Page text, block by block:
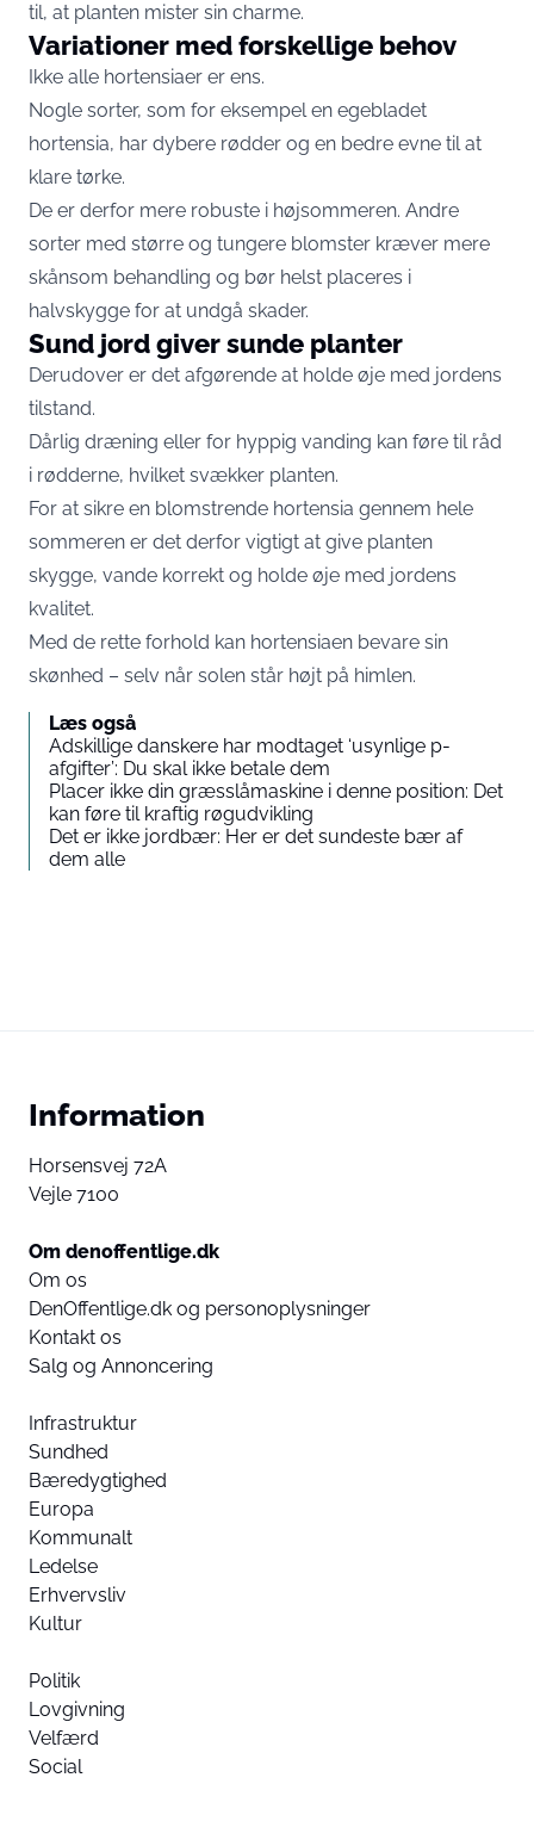
til, at planten mister sin charme.
Variationer med forskellige behov
Ikke alle hortensiaer er ens.
Nogle sorter, som for eksempel en egebladet
hortensia, har dybere rødder og en bedre evne til at
klare tørke.
De er derfor mere robuste i højsommeren. Andre
sorter med større og tungere blomster kræver mere
skånsom behandling og bør helst placeres i
halvskygge for at undgå skader.
Sund jord giver sunde planter
Derudover er det afgørende at holde øje med jordens
tilstand.
Dårlig dræning eller for hyppig vanding kan føre til råd
i rødderne, hvilket svækker planten.
For at sikre en blomstrende hortensia gennem hele
sommeren er det derfor vigtigt at give planten
skygge, vande korrekt og holde øje med jordens
kvalitet.
Med de rette forhold kan hortensiaen bevare sin
skønhed – selv når solen står højt på himlen.
Læs også
Adskillige danskere har modtaget ‘usynlige p-
afgifter’: Du skal ikke betale dem
Placer ikke din græsslåmaskine i denne position: Det
kan føre til kraftig røgudvikling
Det er ikke jordbær: Her er det sundeste bær af
dem alle
Information
Horsensvej 72A
Vejle 7100
Om denoffentlige.dk
Om os
DenOffentlige.dk og personoplysninger
Kontakt os
Salg og Annoncering
Infrastruktur
Sundhed
Bæredygtighed
Europa
Kommunalt
Ledelse
Erhvervsliv
Kultur
Politik
Lovgivning
Velfærd
Social